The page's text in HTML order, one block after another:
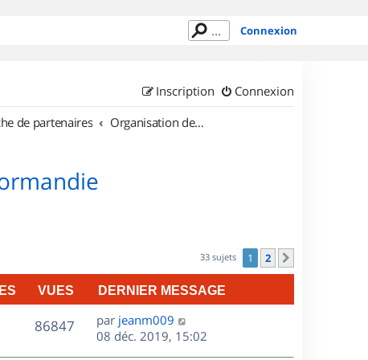
Connexion
Connexion
Inscription
de partenaires Organisation de sorties en région Haute Normandie
33 sujets 1 2
VUES DERNIER MESSAGE
86847V
u
D
e
par jeanm009
08 déc. 2019, 15:02